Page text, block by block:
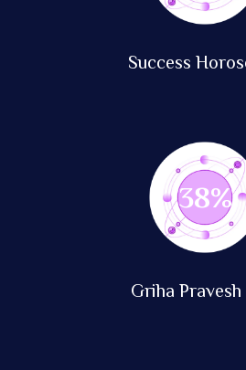
Success
87%
Griha Pravesh